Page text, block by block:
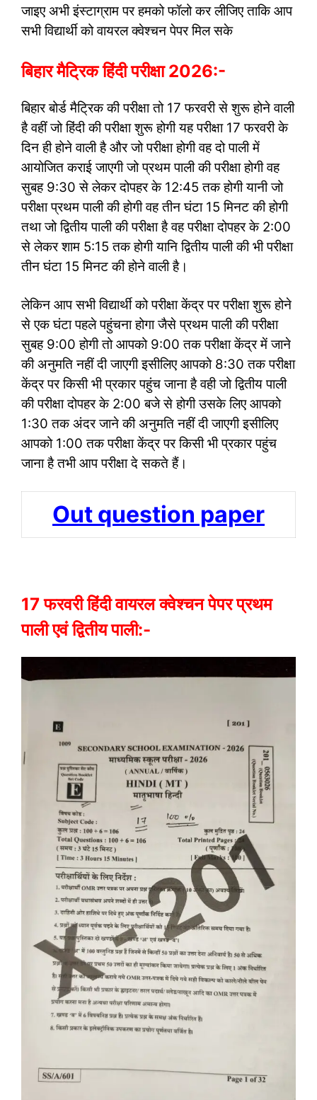
जाइए अभी इंस्टाग्राम पर हमको फॉलो कर लीजिए ताकि आप
सभी विद्यार्थी को वायरल क्वेश्चन पेपर मिल सके
बिहार मैट्रिक हिंदी परीक्षा 2026:-
बिहार बोर्ड मैट्रिक की परीक्षा तो 17 फरवरी से शुरू होने वाली
है वहीं जो हिंदी की परीक्षा शुरू होगी यह परीक्षा 17 फरवरी के
दिन ही होने वाली है और जो परीक्षा होगी वह दो पाली में
आयोजित कराई जाएगी जो प्रथम पाली की परीक्षा होगी वह
सुबह 9:30 से लेकर दोपहर के 12:45 तक होगी यानी जो
परीक्षा प्रथम पाली की होगी वह तीन घंटा 15 मिनट की होगी
तथा जो द्वितीय पाली की परीक्षा है वह परीक्षा दोपहर के 2:00
से लेकर शाम 5:15 तक होगी यानि द्वितीय पाली की भी परीक्षा
तीन घंटा 15 मिनट की होने वाली है।
लेकिन आप सभी विद्यार्थी को परीक्षा केंद्र पर परीक्षा शुरू होने
से एक घंटा पहले पहुंचना होगा जैसे प्रथम पाली की परीक्षा
सुबह 9:00 होगी तो आपको 9:00 तक परीक्षा केंद्र में जाने
की अनुमति नहीं दी जाएगी इसीलिए आपको 8:30 तक परीक्षा
केंद्र पर किसी भी प्रकार पहुंच जाना है वही जो द्वितीय पाली
की परीक्षा दोपहर के 2:00 बजे से होगी उसके लिए आपको
1:30 तक अंदर जाने की अनुमति नहीं दी जाएगी इसीलिए
आपको 1:00 तक परीक्षा केंद्र पर किसी भी प्रकार पहुंच
जाना है तभी आप परीक्षा दे सकते हैं।
Out question paper
17 फरवरी हिंदी वायरल क्वेश्चन पेपर प्रथम
पाली एवं द्वितीय पाली:-